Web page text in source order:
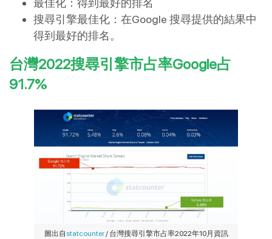
最佳化：得到最好的排名
搜尋引擎最佳化：在Google 搜尋提供的結果中
得到最好的排名。
台灣2022搜尋引擎市占率Google占
91.7%
圖出自statcounter/ 台灣搜尋引擎市占率2022年10月資訊